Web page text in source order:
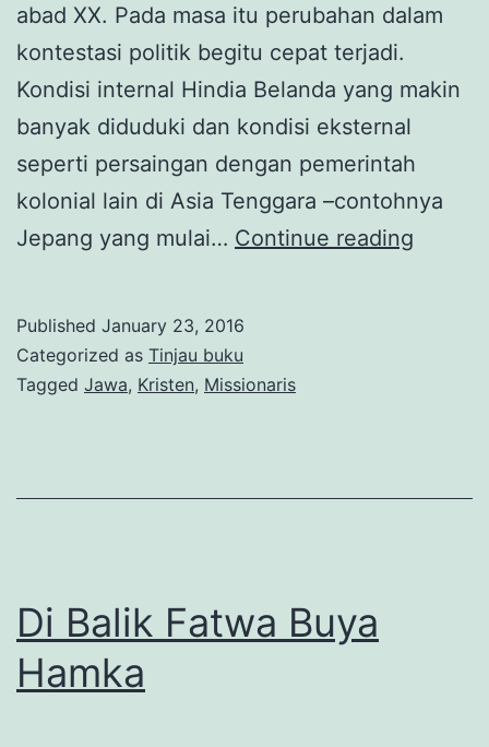
abad XX. Pada masa itu perubahan dalam
kontestasi politik begitu cepat terjadi.
Kondisi internal Hindia Belanda yang makin
banyak diduduki dan kondisi eksternal
seperti persaingan dengan pemerintah
kolonial lain di Asia Tenggara –contohnya
Jepang yang mulai… Continue reading
Published January 23, 2016
Categorized as Tinjau buku
Tagged Jawa, Kristen, Missionaris
Di Balik Fatwa Buya
Hamka